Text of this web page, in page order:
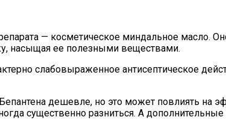
— косметическое миндальное масло.
насыщая ее полезными веществами.
слабовыраженное антисептическое
дешевле, но это может повлиять на
существенно разниться. А